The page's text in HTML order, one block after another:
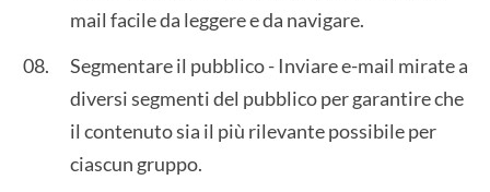
mail facile da leggere e da navigare.
Segmentare il pubblico - Inviare e-mail mirate a
diversi segmenti del pubblico per garantire che
il contenuto sia il più rilevante possibile per
ciascun gruppo.